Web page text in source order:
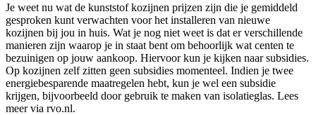
Je weet nu wat de kunststof kozijnen prijzen zijn die je gemiddeld
gesproken kunt verwachten voor het installeren van nieuwe
kozijnen bij jou in huis. Wat je nog niet weet is dat er verschillende
manieren zijn waarop je in staat bent om behoorlijk wat centen te
bezuinigen op jouw aankoop. Hiervoor kun je kijken naar subsidies.
Op kozijnen zelf zitten geen subsidies momenteel. Indien je twee
energiebesparende maatregelen hebt, kun je wel een subsidie
krijgen, bijvoorbeeld door gebruik te maken van isolatieglas. Lees
meer via rvo.nl.